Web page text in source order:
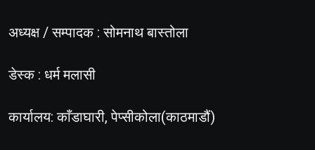
अध्यक्ष / सम्पादक : सोमनाथ बास्तोला
डेस्क : धर्म मलासी
कार्यालय: काँडाघारी, पेप्सीकोला(काठमाडौं)